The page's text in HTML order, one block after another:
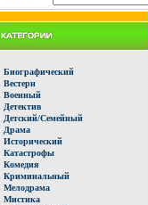
Биографический
Вестерн
Военный
Детектив
Детский/Семейный
Драма
Исторический
Катастрофы
Комедия
Криминальный
Мелодрама
Мистика